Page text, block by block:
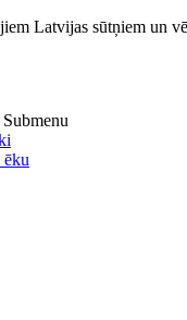
Latvijas sūtņiem un
ēku